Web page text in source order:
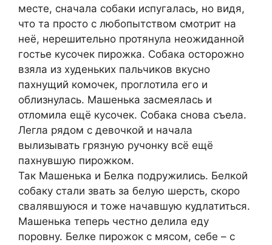
месте, сначала собаки испугалась, но видя,
что та просто с любопытством смотрит на
неё, нерешительно протянула неожиданной
гостье кусочек пирожка. Собака осторожно
взяла из худеньких пальчиков вкусно
пахнущий комочек, проглотила его и
облизнулась. Машенька засмеялась и
отломила ещё кусочек. Собака снова съела.
Легла рядом с девочкой и начала
вылизывать грязную ручонку всё ещё
пахнувшую пирожком.
Так Машенька и Белка подружились. Белкой
собаку стали звать за белую шерсть, скоро
свалявшуюся и тоже начавшую кудлатиться.
Машенька теперь честно делила еду
поровну. Белке пирожок с мясом, себе – с